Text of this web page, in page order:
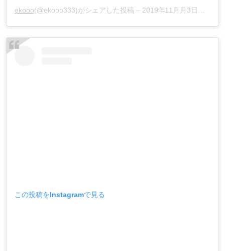
ekooo(@ekooo333)がシェアした投稿 – 2019年11月月3日午後9時53分PST
この投稿をInstagramで見る